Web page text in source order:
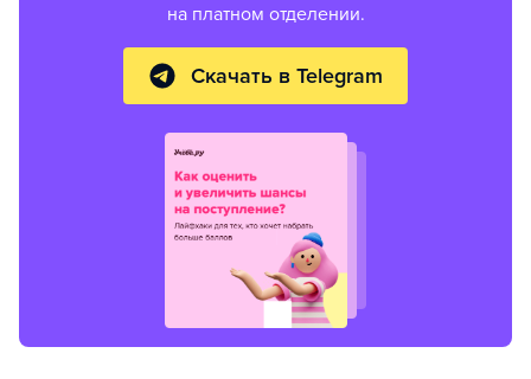
на платном отделении.
Скачать в Telegram